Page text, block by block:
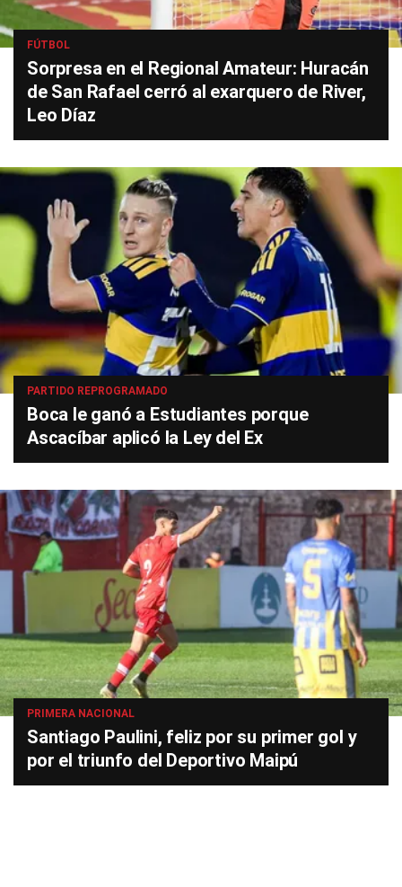
FÚTBOL
Sorpresa en el Regional Amateur: Huracán
de San Rafael cerró al exarquero de River,
Leo Díaz
PARTIDO REPROGRAMADO
Boca le ganó a Estudiantes porque
Ascacíbar aplicó la Ley del Ex
PRIMERA NACIONAL
Santiago Paulini, feliz por su primer gol y
por el triunfo del Deportivo Maipú